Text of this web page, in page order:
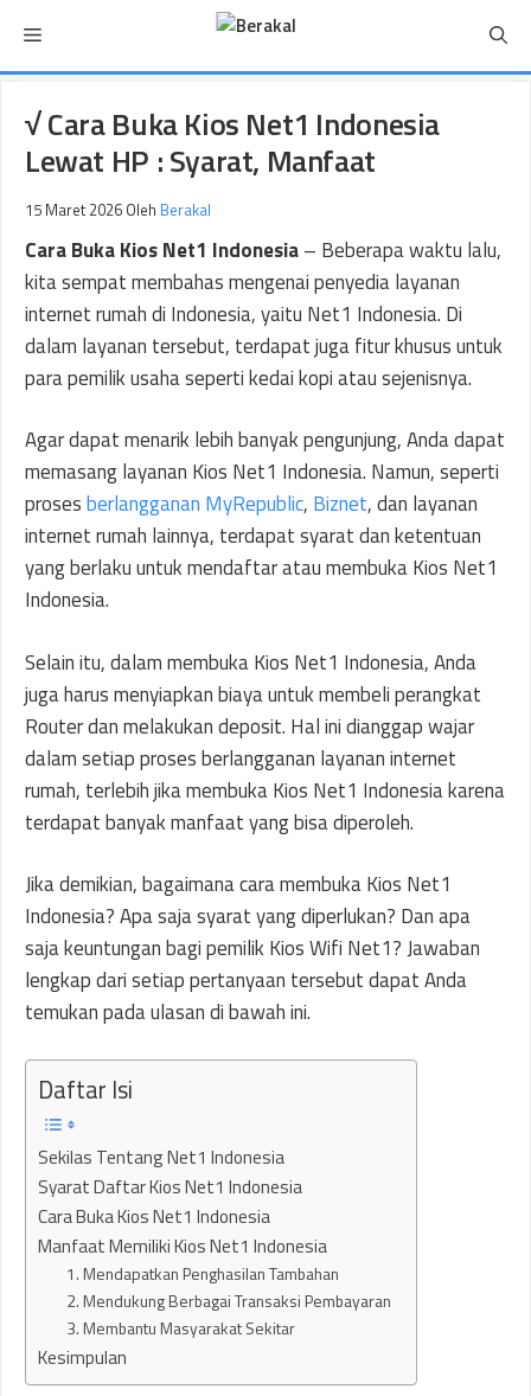
isi
Menu
√ Cara Buka Kios Net1 Indonesia
Lewat HP : Syarat, Manfaat
15 Maret 2026 Oleh Berakal
Cara Buka Kios Net1 Indonesia– Beberapa waktu lalu,
kita sempat membahas mengenai penyedia layanan
internet rumah di Indonesia, yaitu Net1 Indonesia. Di
dalam layanan tersebut, terdapat juga fitur khusus untuk
para pemilik usaha seperti kedai kopi atau sejenisnya.
Agar dapat menarik lebih banyak pengunjung, Anda dapat
memasang layanan Kios Net1 Indonesia. Namun, seperti
prosesberlangganan MyRepublic, Biznet, dan layanan
internet rumah lainnya, terdapat syarat dan ketentuan
yang berlaku untuk mendaftar atau membuka Kios Net1
Indonesia.
Selain itu, dalam membuka Kios Net1 Indonesia, Anda
juga harus menyiapkan biaya untuk membeli perangkat
Router dan melakukan deposit. Hal ini dianggap wajar
dalam setiap proses berlangganan layanan internet
rumah, terlebih jika membuka Kios Net1 Indonesia karena
terdapat banyak manfaat yang bisa diperoleh.
Jika demikian, bagaimana cara membuka Kios Net1
Indonesia? Apa saja syarat yang diperlukan? Dan apa
saja keuntungan bagi pemilik Kios Wifi Net1? Jawaban
lengkap dari setiap pertanyaan tersebut dapat Anda
temukan pada ulasan di bawah ini.
Daftar Isi
Sekilas Tentang Net1 Indonesia
Syarat Daftar Kios Net1 Indonesia
Cara Buka Kios Net1 Indonesia
Manfaat Memiliki Kios Net1 Indonesia
1. Mendapatkan Penghasilan Tambahan
2. Mendukung Berbagai Transaksi Pembayaran
3. Membantu Masyarakat Sekitar
Kesimpulan